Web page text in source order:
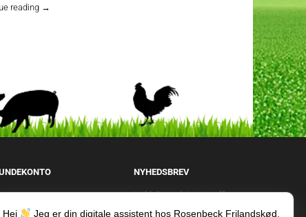
reading
Langtidsstegt
→
NYHEDSBREV
Hold dig opdateret og få
samtidigg tilbud og rabatter
Hej Jeg er din digitale assistent hos Rosenbeck Frilandskød.